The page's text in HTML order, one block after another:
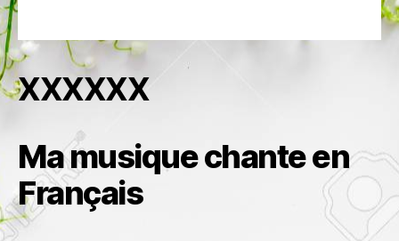
XXXXXX
Ma musique chante en
Français